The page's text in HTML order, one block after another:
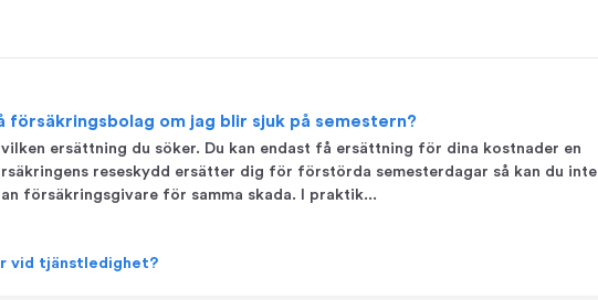
försäkringsbolag om jag blir sjuk på semestern?
ersättning du söker. Du kan endast få ersättning för dina kostnader en
reseskydd ersätter dig för förstörda semesterdagar så kan du inte
försäkringsgivare för samma skada. I praktik...
vid tjänstledighet?